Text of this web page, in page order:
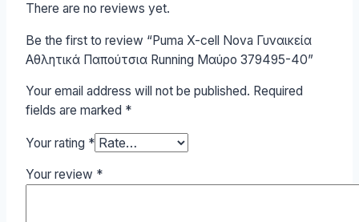
There are no reviews yet.
Be the first to review “Puma X-cell Nova Γυναικεία
Αθλητικά Παπούτσια Running Μαύρο 379495-40”
Your email address will not be published. Required
fields are marked *
Your rating *
Your review *